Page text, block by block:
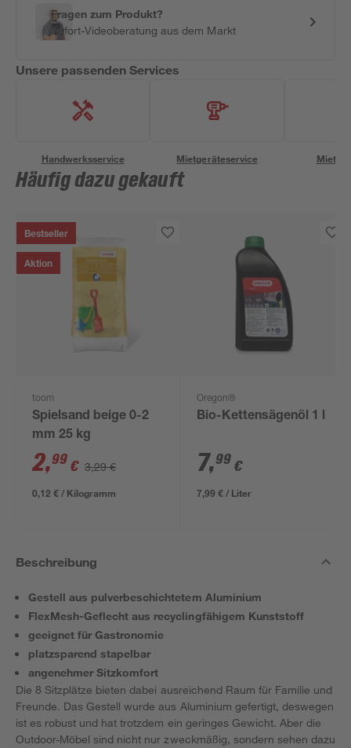
Fragen zum Produkt?
Sofort-Videoberatung aus dem Markt
Unsere passenden Services
Handwerksservice Mietgeräteservice
Häufig dazu gekauft
Bestseller
Aktion
toom
Spielsand beige 0-2
mm 25 kg
2,99 € 3,29 €
0,12 € / Kilogramm
Oregon®
Bio-Kettensägenöl 1 l
7,99 €
7,99 € / Liter
Beschreibung
Gestell aus pulverbeschichtetem Aluminium
FlexMesh-Geflecht aus recyclingfähigem Kunststoff
geeignet für Gastronomie
platzsparend stapelbar
angenehmer Sitzkomfort
Die 8 Sitzplätze bieten dabei ausreichend Raum für Familie und
Freunde. Das Gestell wurde aus Aluminium gefertigt, deswegen
ist es robust und hat trotzdem ein geringes Gewicht. Aber die
Outdoor-Möbel sind nicht nur zweckmäßig, sondern sehen dazu